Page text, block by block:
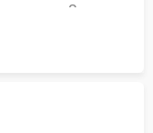
Оценка
питания без